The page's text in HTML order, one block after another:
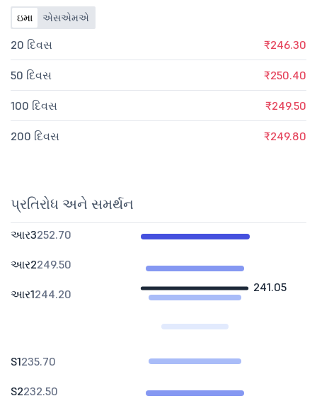
ઇમા એસએમએ
20 દિવસ ₹246.30
50 દિવસ ₹250.40
100 દિવસ ₹249.50
200 દિવસ ₹249.80
પ્રતિરોધ અને સમર્થન
241.05
આર3252.70
આર2249.50
આર1244.20
S1235.70
S2232.50